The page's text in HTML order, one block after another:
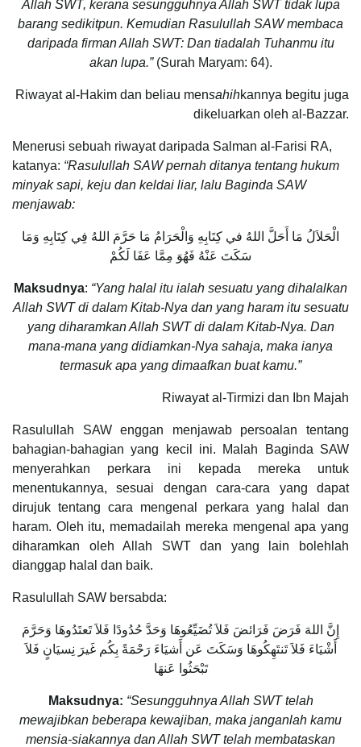
Allah SWT, kerana sesungguhnya Allah SWT tidak lupa
barang sedikitpun. Kemudian Rasulullah SAW membaca
daripada firman Allah SWT: Dan tiadalah Tuhanmu itu
akan lupa.”(Surah Maryam: 64).
Riwayat al-Hakim dan beliau mensahihkannya begitu juga
dikeluarkan oleh al-Bazzar.
Menerusi sebuah riwayat daripada Salman al-Farisi RA,
katanya: “Rasulullah SAW pernah ditanya tentang hukum
minyak sapi, keju dan keldai liar, lalu Baginda SAW
menjawab:
الْحَلاَلُ مَا أَحَلَّ اللهُ في كِتَابِهِ وَالْحَرَامُ مَا حَرَّمَ اللهُ فِي كِتَابِهِ وَمَا
سَكَتَ عَنْهُ فَهُوَ مِمَّا عَفَا لَكُمْ
Maksudnya: “Yang halal itu ialah sesuatu yang dihalalkan
Allah SWT di dalam Kitab-Nya dan yang haram itu sesuatu
yang diharamkan Allah SWT di dalam Kitab-Nya. Dan
mana-mana yang didiamkan-Nya sahaja, maka ianya
termasuk apa yang dimaafkan buat kamu.”
Riwayat al-Tirmizi dan Ibn Majah
Rasulullah SAW enggan menjawab persoalan tentang
bahagian-bahagian yang kecil ini. Malah Baginda SAW
menyerahkan perkara ini kepada mereka untuk
menentukannya, sesuai dengan cara-cara yang dapat
dirujuk tentang cara mengenal perkara yang halal dan
haram. Oleh itu, memadailah mereka mengenal apa yang
diharamkan oleh Allah SWT dan yang lain bolehlah
dianggap halal dan baik.
Rasulullah SAW bersabda:
إِنَّ اللهَ فَرَضَ فَرَائضَ فَلاَ تُضَيِّعُوهَا وَحَدَّ حُدُودًا فَلاَ تَعتَدُوهَا وَحَرَّمَ
أَشْيَاءَ فَلاَ تَنتَهِكُوهَا وَسَكَتَ عَن أَشيَاءَ رَحْمَةً بِكُم غَيرَ نِسيَانٍ فَلاَ
تَبْحَثُوا عَنهَا
Maksudnya: “Sesungguhnya Allah SWT telah
mewajibkan beberapa kewajiban, maka janganlah kamu
mensia-siakannya dan Allah SWT telah membataskan